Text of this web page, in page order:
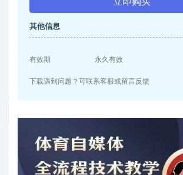
立即购买
其他信息
有效期 永久有效
下载遇到问题？可联系客服或留言反馈